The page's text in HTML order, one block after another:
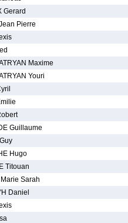
Gerard
Pierre
Maxime
Youri
Guillaume
Hugo
Titouan
Sarah
Daniel